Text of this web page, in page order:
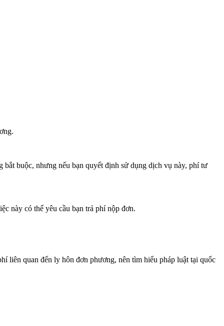
buộc, nhưng nếu bạn quyết định sử dụng dịch vụ này, phí tư
này có thể yêu cầu bạn trả phí nộp đơn.
liên quan đến ly hôn đơn phương, nên tìm hiểu pháp luật tại quốc